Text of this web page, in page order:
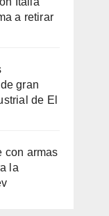
a retirar
gran
de El
con armas
la